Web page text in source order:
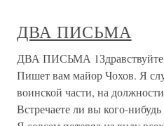
ДВА ПИСЬМА
ДВА ПИСЬМА
Пишет вам майор Чохов. Я
воинской части, на
Встречаете ли вы кого-